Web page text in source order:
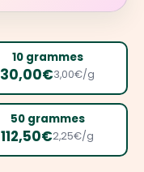
10 grammes
30,00€3,00€/g
50 grammes
112,50€2,25€/g